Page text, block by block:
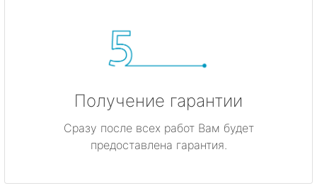
Получение гарантии
Сразу после всех работ Вам будет
предоставлена гарантия.